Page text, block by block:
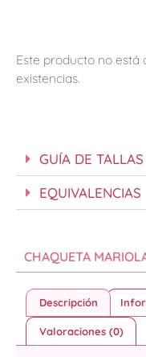
Este producto no está
existencias.
GUÍA DE TALLAS
EQUIVALENCIAS
CHAQUETA
Descripción
Valoraciones (0)